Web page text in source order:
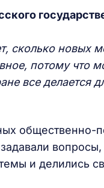
сколько новых
потому что
все делается
общественно-
вопросы,
и делились